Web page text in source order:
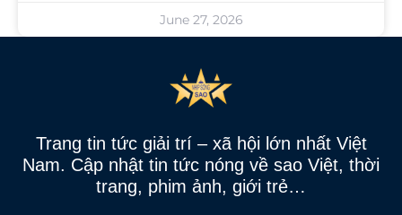
June 27, 2026
Trang tin tức giải trí – xã hội lớn nhất Việt
Nam. Cập nhật tin tức nóng về sao Việt, thời
trang, phim ảnh, giới trẻ…